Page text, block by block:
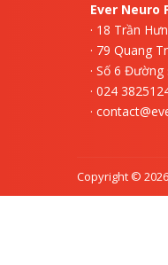
Ever Neuro
· 18 Trần
· 79 Quang
· Số 6
· 024
·
Copyright ©